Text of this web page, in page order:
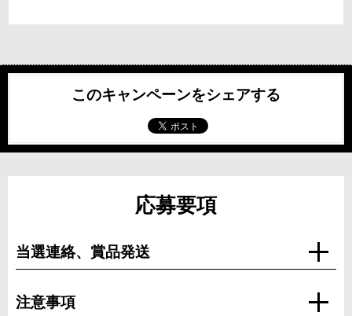
このキャンペーンをシェアする
応募要項
当選連絡、賞品発送
注意事項